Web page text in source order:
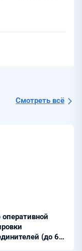
Смотреть всё
(до 64